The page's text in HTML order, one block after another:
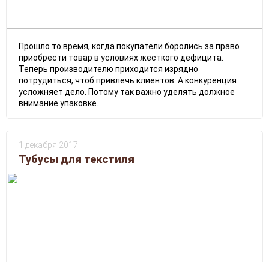
Прошло то время, когда покупатели боролись за право
приобрести товар в условиях жесткого дефицита.
Теперь производителю приходится изрядно
потрудиться, чтоб привлечь клиентов. А конкуренция
усложняет дело. Потому так важно уделять должное
внимание упаковке.
1 декабря 2017
Тубусы для текстиля